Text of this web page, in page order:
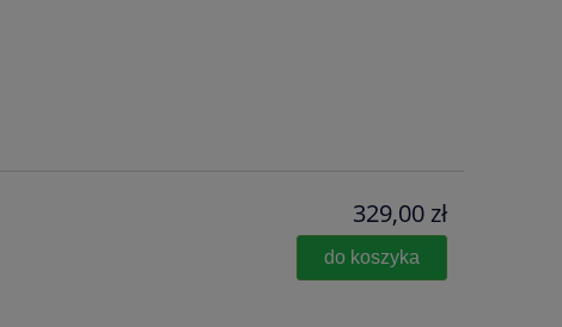
329,00 zł
do koszyka